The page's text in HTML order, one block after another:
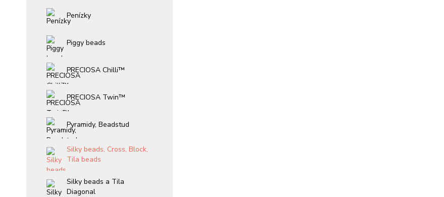
Penízky
Piggy beads
PRECIOSA Chilli™
PRECIOSA Twin™
Pyramidy, Beadstud
Silky beads, Cross, Block,
Tila beads
Silky beads a Tila
Diagonal